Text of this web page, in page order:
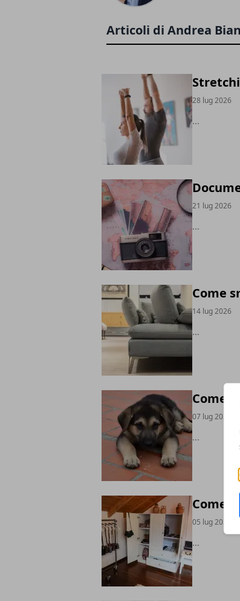
Articoli di Andrea
28 lug 2026
...
21 lug 2026
...
Come
14 lug 2026
...
Come
07 lug 2026
...
Come
05 lug 2026
...